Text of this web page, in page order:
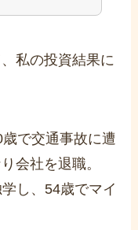
私の投資結果に
で交通事故に遭
会社を退職。
し、54歳でマイ